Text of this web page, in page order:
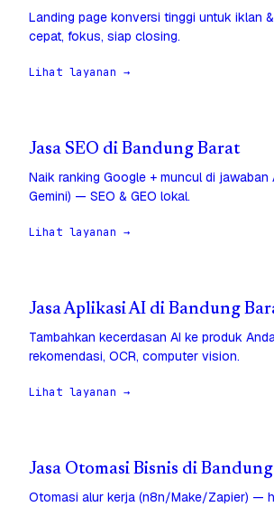
Landing page konversi tinggi untuk iklan
cepat, fokus, siap closing.
Lihat layanan →
Jasa SEO di Bandung Barat
Naik ranking Google + muncul di jawaban
Gemini) — SEO & GEO lokal.
Lihat layanan →
Jasa Aplikasi AI di Bandung
Tambahkan kecerdasan AI ke produk
rekomendasi, OCR, computer vision.
Lihat layanan →
Jasa Otomasi Bisnis di
Otomasi alur kerja (n8n/Make/Zapier) —